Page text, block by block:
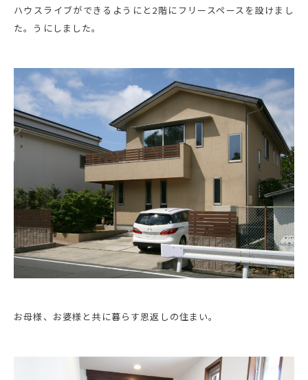
ハウスライブができるようにと2階にフリースペースを設けまし
た。うにしました。
お母様、お婆様と共に暮らす恩返しの住まい。